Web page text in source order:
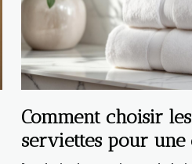
Comment choisir
serviettes pour une